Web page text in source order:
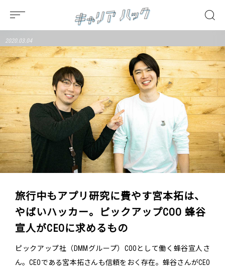
2020.03.04
旅行中もアプリ研究に費やす宮本拓は、
やばいハッカー。ピックアップCOO 蜂谷
宣人がCEOに求めるもの
ピックアップ社（DMMグループ）COOとして働く蜂谷宣人さ
ん。CEOである宮本拓さんも信頼をおく存在。蜂谷さんがCEO